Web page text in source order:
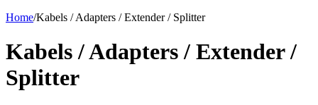
Home/Kabels / Adapters / Extender / Splitter
Kabels / Adapters / Extender /
Splitter